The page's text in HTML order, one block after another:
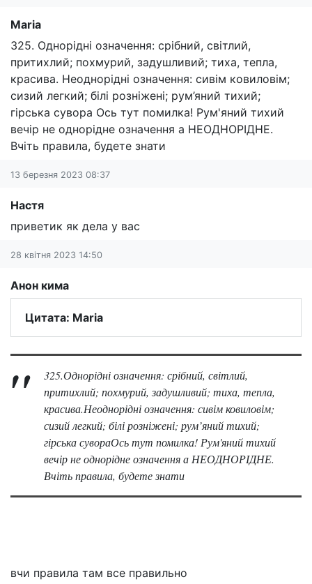
Maria
325. Однорідні означення: срібний, світлий,
притихлий; похмурий, задушливий; тиха, тепла,
красива. Неоднорідні означення: сивім ковиловім;
сизий легкий; білі розніжені; рум’яний тихий;
гірська сувора Ось тут помилка! Рум'яний тихий
вечір не однорідне означення а НЕОДНОРІДНЕ.
Вчіть правила, будете знати
13 березня 2023 08:37
Настя
приветик як дела у вас
28 квітня 2023 14:50
Анон кима
Цитата: Maria
325.Однорідні означення: срібний, світлий,
притихлий; похмурий, задушливий; тиха, тепла,
красива.Неоднорідні означення: сивім ковиловім;
сизий легкий; білі розніжені; рум’яний тихий;
гірська сувораОсь тут помилка! Рум'яний тихий
вечір не однорідне означення а НЕОДНОРІДНЕ.
Вчіть правила, будете знати
вчи правила там все правильно